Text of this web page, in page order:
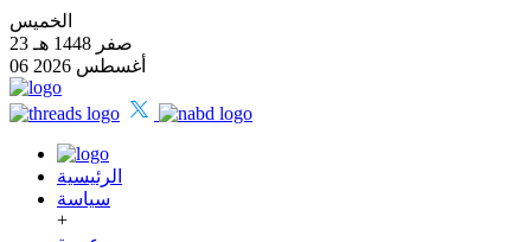
الخميس
23 صفر 1448 هـ
06 أغسطس 2026
الرئيسية
سياسة
+